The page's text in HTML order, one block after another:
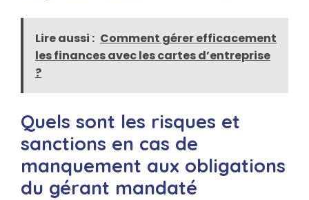
Lire aussi : Comment gérer efficacement
les finances avec les cartes d’entreprise
?
Quels sont les risques et
sanctions en cas de
manquement aux obligations
du gérant mandaté